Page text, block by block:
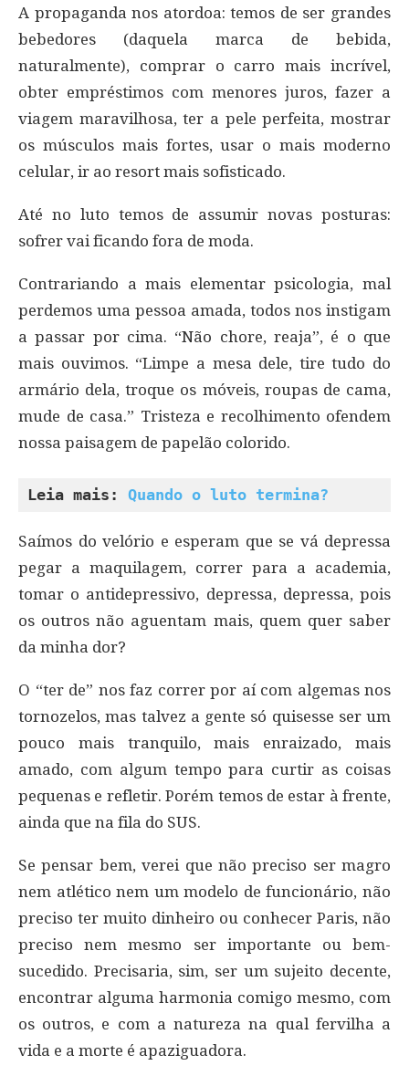
A propaganda nos atordoa: temos de ser grandes
bebedores (daquela marca de bebida,
naturalmente), comprar o carro mais incrível,
obter empréstimos com menores juros, fazer a
viagem maravilhosa, ter a pele perfeita, mostrar
os músculos mais fortes, usar o mais moderno
celular, ir ao resort mais sofisticado.
Até no luto temos de assumir novas posturas:
sofrer vai ficando fora de moda.
Contrariando a mais elementar psicologia, mal
perdemos uma pessoa amada, todos nos instigam
a passar por cima. “Não chore, reaja”, é o que
mais ouvimos. “Limpe a mesa dele, tire tudo do
armário dela, troque os móveis, roupas de cama,
mude de casa.” Tristeza e recolhimento ofendem
nossa paisagem de papelão colorido.
Leia mais: Quando o luto termina?
Saímos do velório e esperam que se vá depressa
pegar a maquilagem, correr para a academia,
tomar o antidepressivo, depressa, depressa, pois
os outros não aguentam mais, quem quer saber
da minha dor?
O “ter de” nos faz correr por aí com algemas nos
tornozelos, mas talvez a gente só quisesse ser um
pouco mais tranquilo, mais enraizado, mais
amado, com algum tempo para curtir as coisas
pequenas e refletir. Porém temos de estar à frente,
ainda que na fila do SUS.
Se pensar bem, verei que não preciso ser magro
nem atlético nem um modelo de funcionário, não
preciso ter muito dinheiro ou conhecer Paris, não
preciso nem mesmo ser importante ou bem-
sucedido. Precisaria, sim, ser um sujeito decente,
encontrar alguma harmonia comigo mesmo, com
os outros, e com a natureza na qual fervilha a
vida e a morte é apaziguadora.